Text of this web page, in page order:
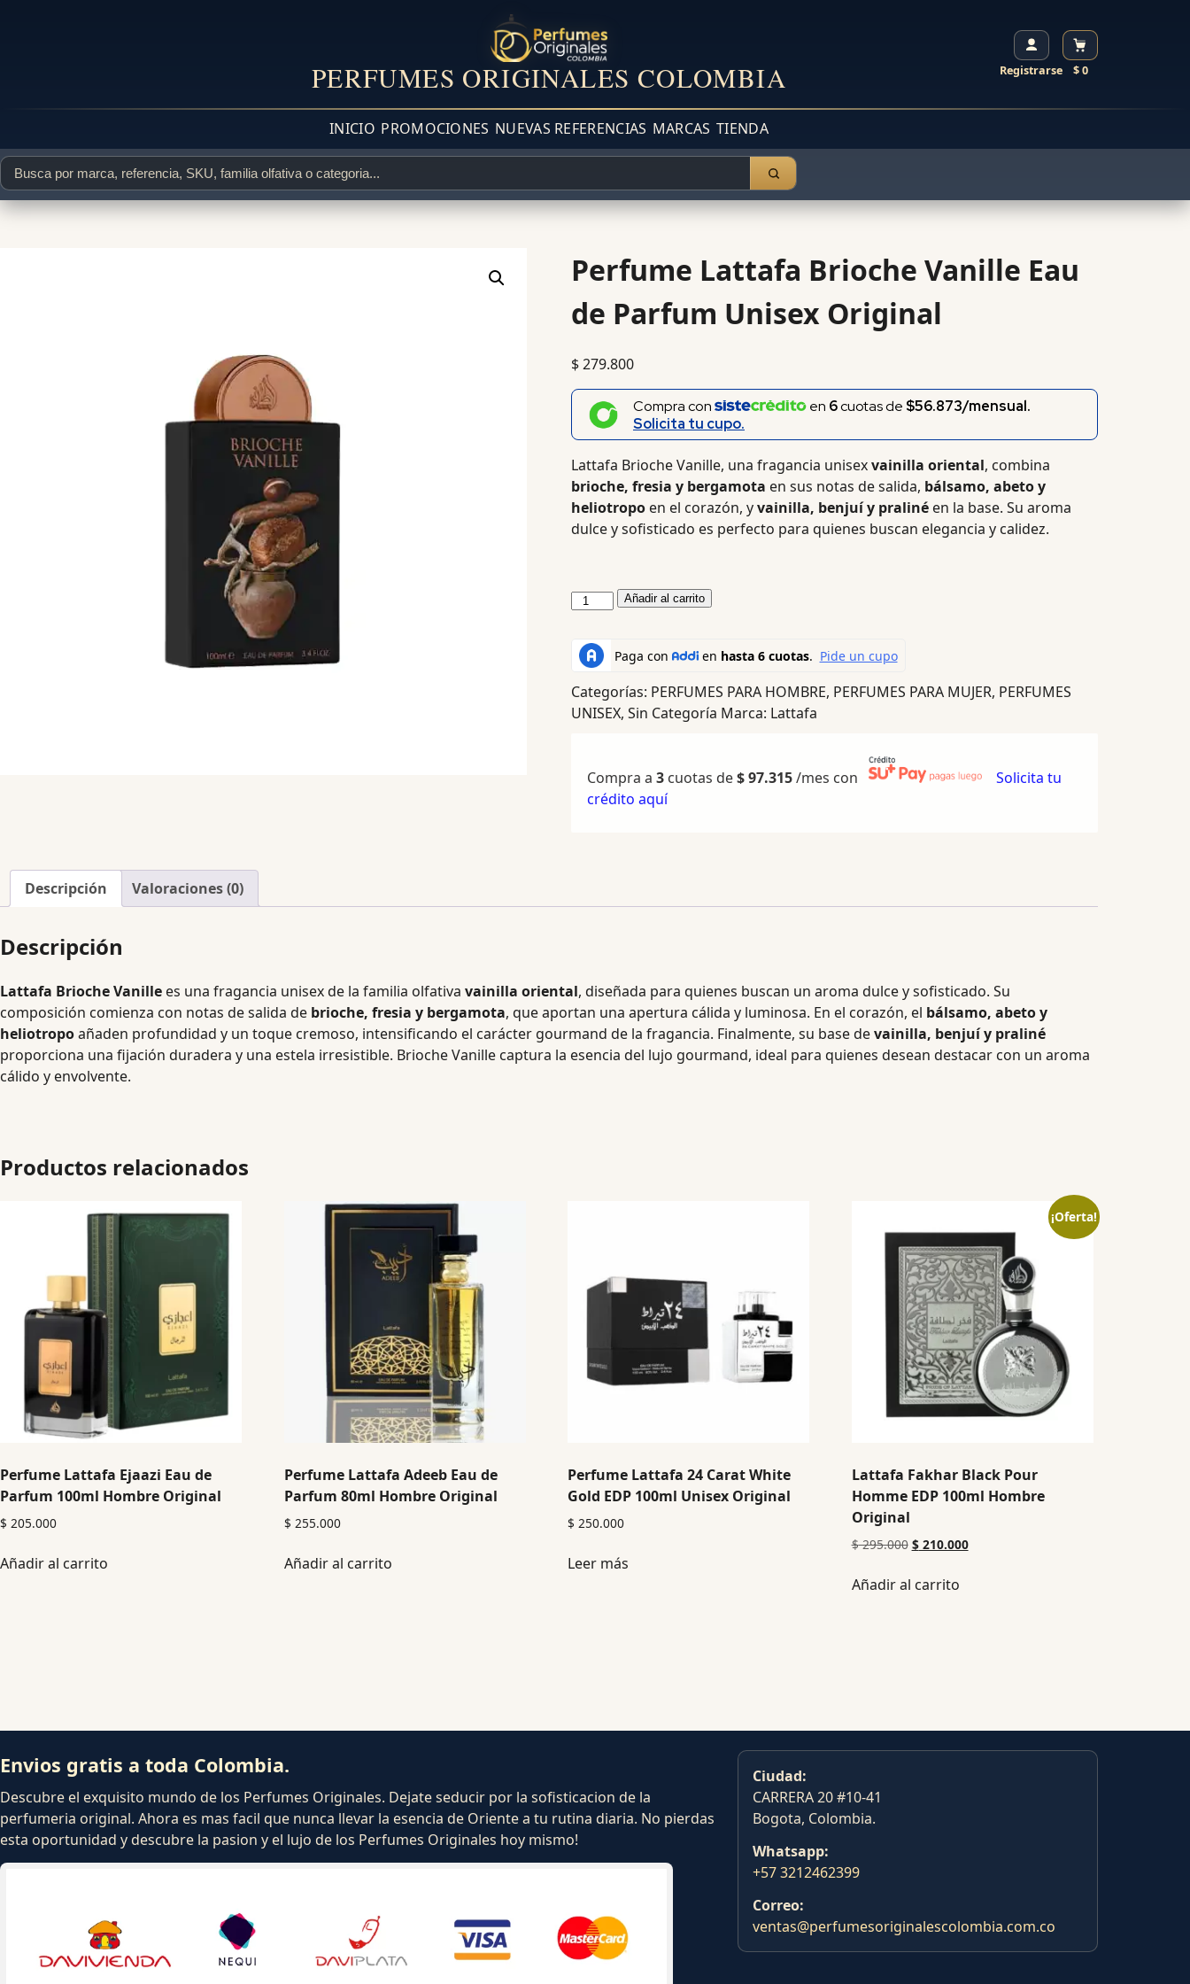
PERFUMES ORIGINALES COLOMBIA Registrarse $ 0
INICIO PROMOCIONES NUEVAS REFERENCIAS MARCAS TIENDA
Perfume Lattafa Brioche Vanille Eau
de Parfum Unisex Original
$279.800
Compra con en 6cuotas de $56.873/mensual.
Solicita tu cupo.
Lattafa Brioche Vanille, una fragancia unisexvainilla oriental, combina
brioche, fresia y bergamota en sus notas de salida, bálsamo, abeto y
heliotropoen el corazón, yvainilla, benjuí y pralinéen la base. Su aroma
dulce y sofisticado es perfecto para quienes buscan elegancia y calidez.
Añadir al carrito
Categorías: PERFUMES PARA HOMBRE, PERFUMES PARA MUJER, PERFUMES
UNISEX, Sin Categoría Marca: Lattafa
Compra a 3cuotas de$97.315/mes con
Solicita tu
crédito aquí
Descripción Valoraciones (0)
Descripción
Lattafa Brioche Vanille es una fragancia unisex de la familia olfativa vainilla oriental, diseñada para quienes buscan un aroma dulce y sofisticado. Su
composición comienza con notas de salida de brioche, fresia y bergamota, que aportan una apertura cálida y luminosa. En el corazón, el bálsamo, abeto y
heliotropoañaden profundidad y un toque cremoso, intensificando el carácter gourmand de la fragancia. Finalmente, su base devainilla, benjuí y praliné
proporciona una fijación duradera y una estela irresistible. Brioche Vanille captura la esencia del lujo gourmand, ideal para quienes desean destacar con un aroma
cálido y envolvente.
Productos relacionados
Perfume Lattafa Ejaazi Eau de
Parfum 100ml Hombre Original
$ 205.000
Añadir al carrito
Perfume Lattafa Adeeb Eau de
Parfum 80ml Hombre Original
$ 255.000
Añadir al carrito
Perfume Lattafa 24 Carat White
Gold EDP 100ml Unisex Original
$ 250.000
Leer más
¡Oferta!
Lattafa Fakhar Black Pour
Homme EDP 100ml Hombre
Original
$295.000 $210.000
Añadir al carrito
Envios gratis a toda Colombia.
Descubre el exquisito mundo de los Perfumes Originales. Dejate seducir por la sofisticacion de la
perfumeria original. Ahora es mas facil que nunca llevar la esencia de Oriente a tu rutina diaria. No pierdas
esta oportunidad y descubre la pasion y el lujo de los Perfumes Originales hoy mismo!
Ciudad:
CARRERA 20 #10-41
Bogota, Colombia.
Whatsapp:
+57 3212462399
Correo:
ventas@perfumesoriginalescolombia.com.co